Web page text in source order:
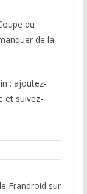
du
de la
: ajoutez-
et suivez-
Frandroid sur